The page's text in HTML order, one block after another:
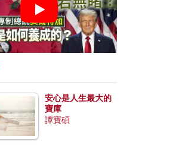
安心是人生最大的
寶庫
譚寶碩